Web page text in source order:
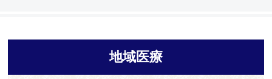
地域医療